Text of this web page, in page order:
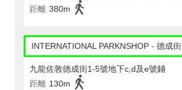
距離 380m
INTERNATIONAL PARKNSHOP - 德成街
九龍佐敦德成街1-5號地下c,d及e號鋪
距離 130m